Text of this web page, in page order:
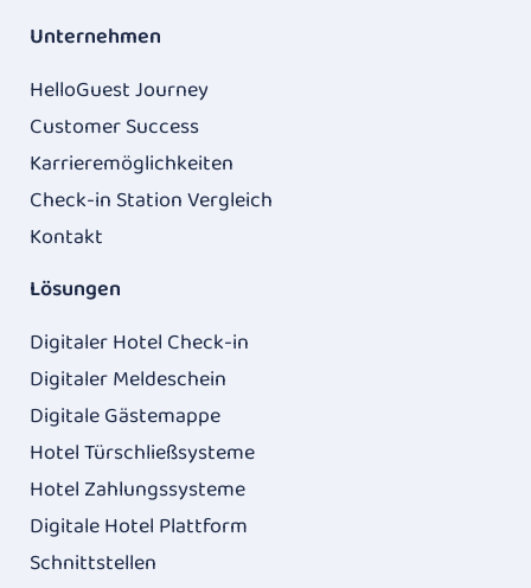
Unternehmen
HelloGuest Journey
Customer Success
Karrieremöglichkeiten
Check-in Station Vergleich
Kontakt
Lösungen
Digitaler Hotel Check-in
Digitaler Meldeschein
Digitale Gästemappe
Hotel Türschließsysteme
Hotel Zahlungssysteme
Digitale Hotel Plattform
Schnittstellen